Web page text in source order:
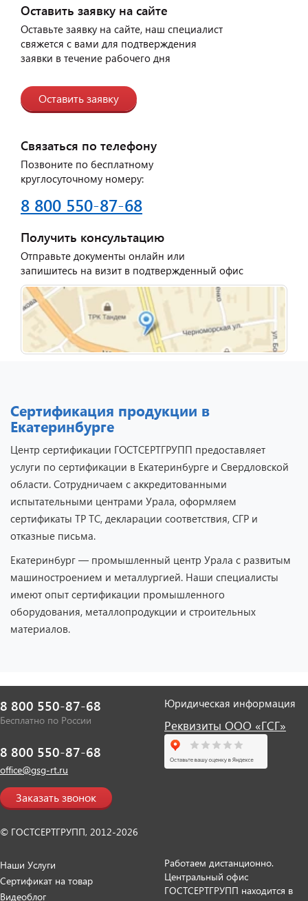
Оставить заявку на сайте
Оставьте заявку на сайте, наш специалист
свяжется с вами для подтверждения
заявки в течение рабочего дня
Оставить заявку
Связаться по телефону
Позвоните по бесплатному
круглосуточному номеру:
8 800 550-87-68
Получить консультацию
Отправьте документы онлайн или
запишитесь на визит в подтвержденный офис
Сертификация продукции в
Екатеринбурге
Центр сертификации ГОСТСЕРТГРУПП предоставляет
услуги по сертификации в Екатеринбурге и Свердловской
области. Сотрудничаем с аккредитованными
испытательными центрами Урала, оформляем
сертификаты ТР ТС, декларации соответствия, СГР и
отказные письма.
Екатеринбург — промышленный центр Урала с развитым
машиностроением и металлургией. Наши специалисты
имеют опыт сертификации промышленного
оборудования, металлопродукции и строительных
материалов.
8 800 550-87-68
Бесплатно по России
8 800 550-87-68
office@gsg-rt.ru
Заказать звонок
© ГОСТСЕРТГРУПП, 2012-2026
Юридическая информация
Реквизиты ООО «ГСГ»
Наши Услуги
Сертификат на товар
Видеоблог
Работаем дистанционно.
Центральный офис
ГОСТСЕРТГРУПП находится в